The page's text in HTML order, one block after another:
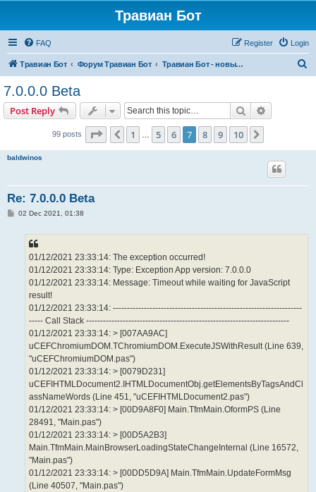
Травиан Бот
FAQ Login
Register
Травиан Бот Форум Травиан Бот Травиан Бот - новые версии, баги, фичи...
7.0.0.0 Beta
Post Reply Search
99 posts Page of10
Previous
1 5 6 7 8 9 10
baldwinos
Re: 7.0.0.0 Beta
P02 Dec 2021, 01:38
01/12/2021 23:33:14: The exception occurred!
01/12/2021 23:33:14: Type: Exception App version: 7.0.0.0
01/12/2021 23:33:14: Message: Timeout while waiting for JavaScript
result!
01/12/2021 23:33:14: -------------------------------------------------------------------
----- Call Stack ------------------------------------------------------------------------
01/12/2021 23:33:14: > [007AA9AC]
uCEFChromiumDOM.TChromiumDOM.ExecuteJSWithResult (Line 639,
"uCEFChromiumDOM.pas")
01/12/2021 23:33:14: > [0079D231]
uCEFIHTMLDocument2.IHTMLDocumentObj.getElementsByTagsAndCl
assNameWords (Line 451, "uCEFIHTMLDocument2.pas")
01/12/2021 23:33:14: > [00D9A8F0] Main.TfmMain.OformPS (Line
28491, "Main.pas")
01/12/2021 23:33:14: > [00D5A2B3]
Main.TfmMain.MainBrowserLoadingStateChangeInternal (Line 16572,
"Main.pas")
01/12/2021 23:33:14: > [00DD5D9A] Main.TfmMain.UpdateFormMsg
(Line 40507, "Main.pas")